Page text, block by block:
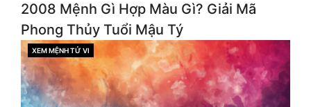
2008 Mệnh Gì Hợp Màu Gì? Giải Mã
Phong Thủy Tuổi Mậu Tý
CATEGORIES
XEM MỆNH TỬ VI